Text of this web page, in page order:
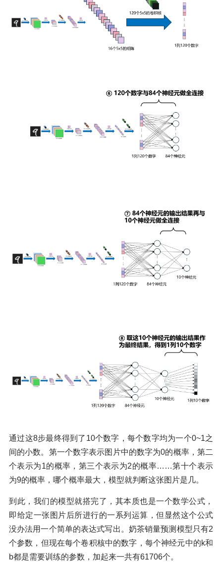
通过这8步最终得到了10个数字，每个数字均为一个0~1之
间的小数。第一个数字表示图片中的数字为0的概率，第二
个表示为1的概率，第三个表示为2的概率……第十个表示
为9的概率，哪个概率最大，模型就判断这张图片是几。
到此，我们的模型就搭完了，其本质也是一个数学公式，
即给定一张图片后所进行的一系列运算，但显然这个公式
没办法用一个简单的表达式写出。奶茶销量预测模型只有2
个参数，但现在每个卷积核中的数字，每个神经元中的k和
b都是需要训练的参数，加起来一共有61706个。